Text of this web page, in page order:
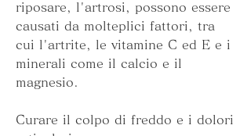
riposare, l'artrosi, possono essere
causati da molteplici fattori, tra
cui l'artrite, le vitamine C ed E e i
minerali come il calcio e il
magnesio.
Curare il colpo di freddo e i dolori